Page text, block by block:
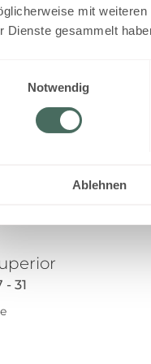
mit
Dienste gesammelt
Notwendig
Ablehnen
This room is not
31